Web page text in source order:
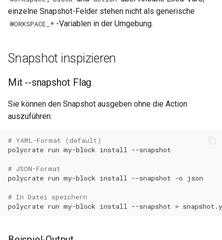
einzelne Snapshot-Felder stehen nicht als generische
WORKSPACE_* -Variablen in der Umgebung.
Snapshot inspizieren
Mit --snapshot Flag
Sie können den Snapshot ausgeben ohne die Action
auszuführen:
# YAML-Format (default)
polycrate run my-block install
# JSON-Format
polycrate run my-block install --snapshot -o
# In Datei speichern
polycrate run my-block install --snapshot >